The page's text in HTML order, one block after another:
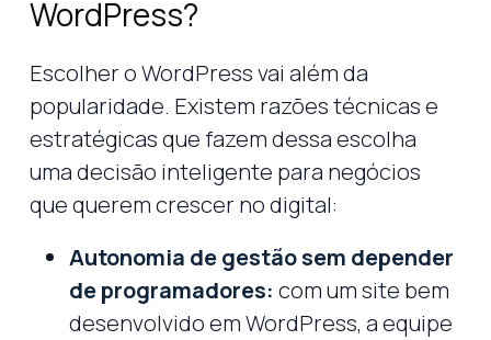
WordPress?
Escolher o WordPress vai além da
popularidade. Existem razões técnicas e
estratégicas que fazem dessa escolha
uma decisão inteligente para negócios
que querem crescer no digital:
Autonomia de gestão sem depender
de programadores: com um site bem
desenvolvido em WordPress, a equipe